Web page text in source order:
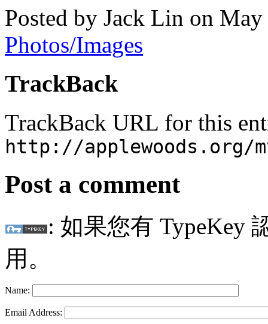
Posted by Jack Lin on
Photos/Images
TrackBack
TrackBack URL for this
http://applewoods.org/
Post a comment
: 如果您有 TypeKey
用。
Name:
Email Address: